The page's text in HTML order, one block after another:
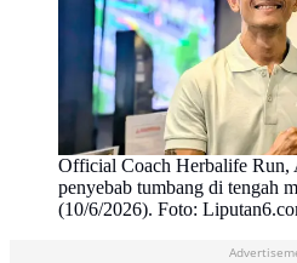
Official Coach Herbalife Run,
penyebab tumbang di tengah
(10/6/2026). Foto: